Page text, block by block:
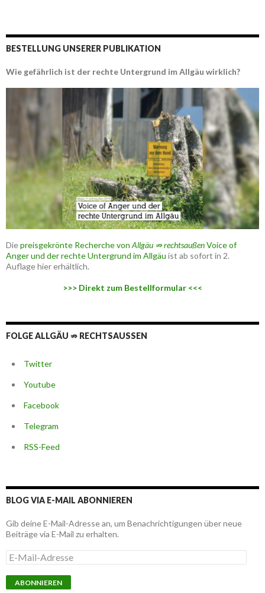
BESTELLUNG UNSERER PUBLIKATION
Wie gefährlich ist der rechte Untergrund im Allgäu wirklich?
Diepreisgekrönte Recherche von Allgäu ⇏ rechtsaußenVoice of
Anger und der rechte Untergrund im Allgäu ist ab sofort in 2.
Auflage hier erhältlich.
>>> Direkt zum Bestellformular <<<
FOLGE ALLGÄU ⇏ RECHTSAUSSEN
Twitter
Youtube
Facebook
Telegram
RSS-Feed
BLOG VIA E-MAIL ABONNIEREN
Gib deine E-Mail-Adresse an, um Benachrichtigungen über neue
Beiträge via E-Mail zu erhalten.
E
-
M
a